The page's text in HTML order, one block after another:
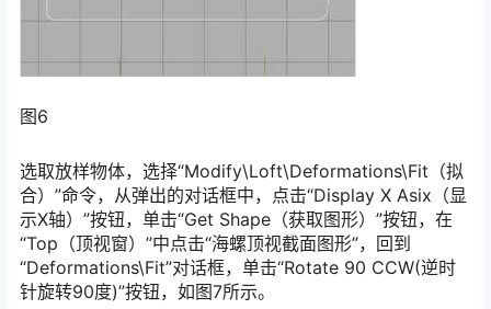
图6
选取放样物体，选择“Modify\Loft\Deformations\Fit（拟
合）”命令，从弹出的对话框中，点击“Display X Asix（显
示X轴）”按钮，单击“Get Shape（获取图形）”按钮，在
“Top（顶视窗）”中点击“海螺顶视截面图形”，回到
“Deformations\Fit”对话框，单击“Rotate 90 CCW(逆时
针旋转90度)”按钮，如图7所示。